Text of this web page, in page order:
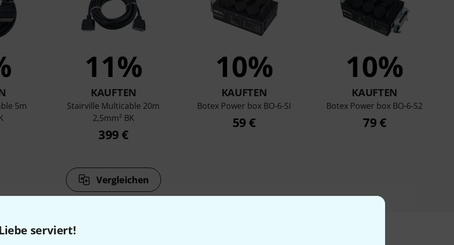
serviert!
5m
11%
KAUFTEN
Stairville Multicable 20m
2,5mm² BK
399 €
10%
KAUFTEN
Botex Power box BO-6-SI
59 €
10%
KAUFTEN
Botex Power box BO-6-S2
79 €
Vergleichen